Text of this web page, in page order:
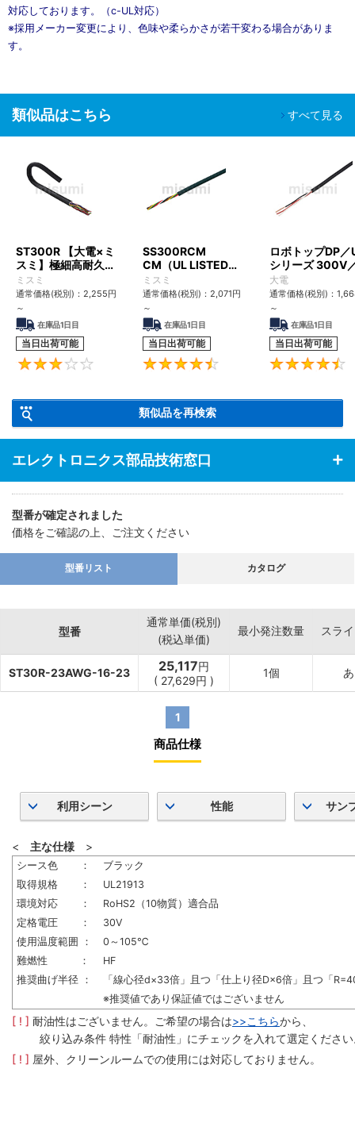
対応しております。（c-UL対応）
※採用メーカー変更により、色味や柔らかさが若干変わる場合がありま
す。
類似品はこちら すべて見る
ST300R 【大電×ミ
スミ】極細高耐久ロ
ボットケーブル（シ
ールド無・有）
ミスミ
通常価格(税別)： 2,255円
～
在庫品1日目
当日出荷可能
3
SS300RCM
CM（UL LISTED規
格・NEPA対応） 小
径
ミスミ
通常価格(税別)： 2,071円
～
在庫品1日目
当日出荷可能
4.6
ロボトップDP／
シリーズ 300V
UL2517
大電
通常価格(税別)：
～
在庫品1日目
当日出荷可能
類似品を再検索
エレクトロニクス部品技術窓口
型番が確定されました
価格をご確認の上、ご注文ください
型番リスト カタログ
型番
通常単価(税別)
(税込単価)
最小発注数量 スラ
ST30R-23AWG-16-23 25,117円
( 27,629円 )
1個
1
商品仕様
利用シーン 性能 サン
< 主な仕様 >
シース色 ：
ブラック
取得規格 ：
UL21913
環境対応 ：
RoHS2（10物質）適合品
定格電圧 ：
30V
使用温度範囲 ：
0～105℃
難燃性 ：
HF
推奨曲げ半径 ：
「線心径d×33倍」且つ「仕上り径D×6倍」且つ「
※推奨値であり保証値ではございません
[ ! ] 耐油性はございません。ご希望の場合は>>こちらから、
絞り込み条件 特性「耐油性」にチェックを入れて選定くださ
[ ! ] 屋外、クリーンルームでの使用には対応しておりません。